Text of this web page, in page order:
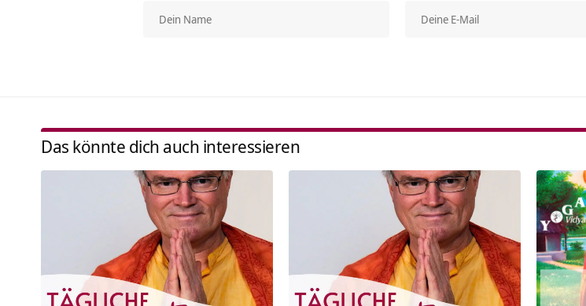
Das könnte dich auch interessieren